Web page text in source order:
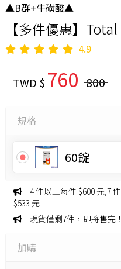
▲B群+牛磺酸▲
【多件優惠】
4.9
TWD $ 760 800
規格
60錠
4 件以上每件 $600 元,7
$533 元
現貨僅剩7件，即將售完！
加購